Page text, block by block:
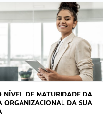
NÍVEL DE MATURIDADE DA
ORGANIZACIONAL DA SUA